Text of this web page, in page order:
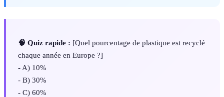
🧠 Quiz rapide : [Quel pourcentage de plastique est recyclé
chaque année en Europe ?]
- A) 10%
- B) 30%
- C) 60%